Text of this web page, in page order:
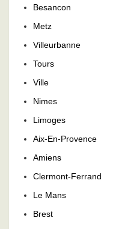
Besancon
Metz
Villeurbanne
Tours
Ville
Nimes
Limoges
Aix-En-Provence
Amiens
Clermont-Ferrand
Le Mans
Brest